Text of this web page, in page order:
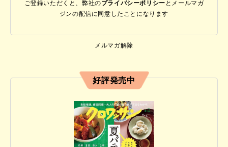
ご登録いただくと、弊社のプライバシーポリシー と メールマガ
ジンの配信に同意したことになります
メルマガ解除
好評発売中